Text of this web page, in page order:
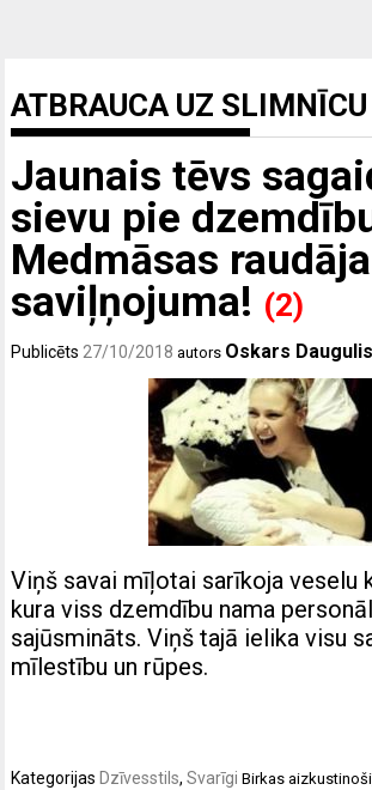
ATBRAUCA UZ SLIMNĪCU
Jaunais tēvs
sievu pie
Medmāsas
saviļņojuma! (2)
Publicēts 27/10/2018 autors Oskars Daugulis
Viņš savai mīļotai sarīkoja veselu
kura viss dzemdību nama
sajūsmināts. Viņš tajā ielika visu
mīlestību un rūpes.
Kategorijas Dzīvesstils,Svarīgi Birkasaizkustinoši